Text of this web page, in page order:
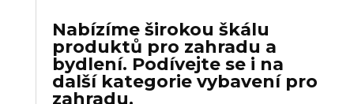
Nabízíme širokou škálu
produktů pro zahradu a
bydlení. Podívejte se i na
další kategorie vybavení pro
zahradu.